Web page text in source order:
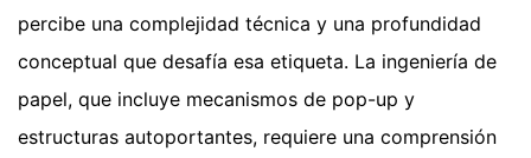
percibe una complejidad técnica y una profundidad
conceptual que desafía esa etiqueta. La ingeniería de
papel, que incluye mecanismos de pop-up y
estructuras autoportantes, requiere una comprensión